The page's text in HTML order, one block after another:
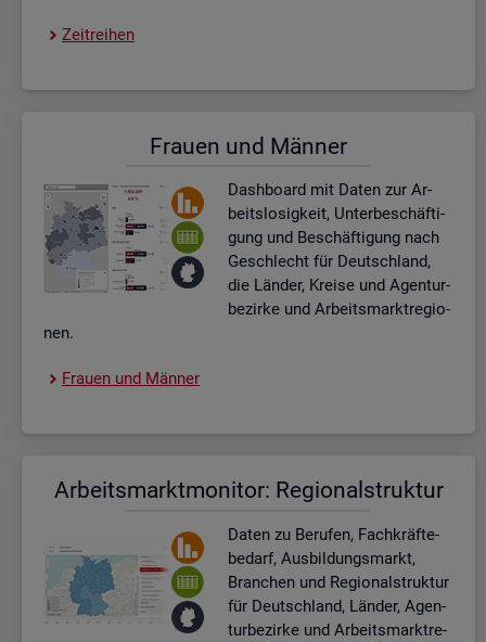
Zeit­rei­hen
Frau­en und Män­ner
Dash­board mit Daten zur Ar­
beits­lo­sig­keit, Un­ter­be­schäf­ti­
gung und Be­schäf­ti­gung nach
Ge­schlecht für Deutsch­land,
die Län­der, Krei­se und Agen­tur­
be­zir­ke und Ar­beits­markt­re­gio­
nen.
Frau­en und Män­ner
Ar­beits­markt­mo­ni­tor: Re­gio­nal­struk­tur
Daten zu Be­ru­fen, Fach­kräf­te­
be­darf, Aus­bil­dungs­markt,
Bran­chen und Re­gio­nal­struk­tur
für Deutsch­land, Län­der, Agen­
tur­be­zir­ke und Ar­beits­markt­re­